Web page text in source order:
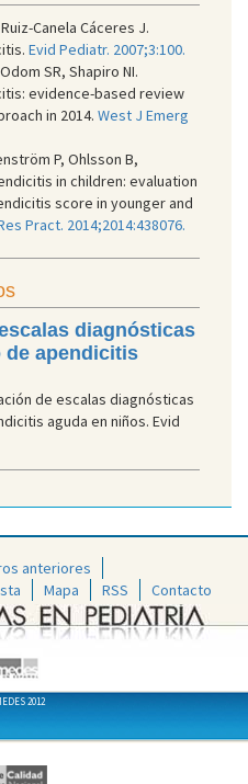
Canela Cáceres J.
Evid Pediatr. 2007;3:100.
SR, Shapiro NI.
evidence-based review
in 2014. West J Emerg
P, Ohlsson B,
in children: evaluation
score in younger and
Pract. 2014;2014:438076.
diagnósticas
de apendicitis
de escalas diagnósticas
aguda en niños. Evid
anteriores
Mapa RSS Contacto
2012